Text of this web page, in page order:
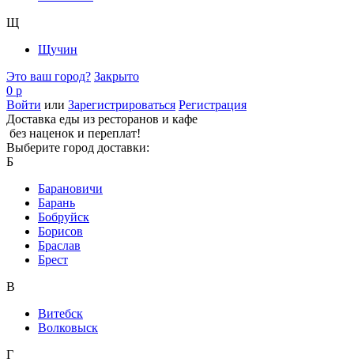
Щ
Щучин
Это ваш город? Закрыто
0 р
Войти или Зарегистрироваться Регистрация
Доставка еды из ресторанов и кафе
без наценок и переплат!
Выберите город доставки:
Б
Барановичи
Барань
Бобруйск
Борисов
Браслав
Брест
В
Витебск
Волковыск
Г